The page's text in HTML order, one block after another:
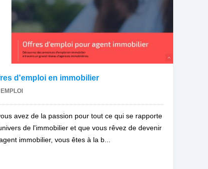
d'emploi en immobilier
EMPLOI
avez de la passion pour tout ce qui se rapporte
de l'immobilier et que vous rêvez de devenir
immobilier, vous êtes à la b...